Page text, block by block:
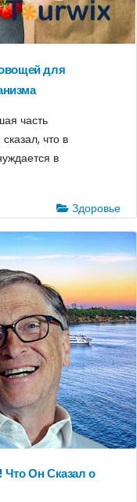
для
часть
что в
в
Здоровье
Что Он Сказал о